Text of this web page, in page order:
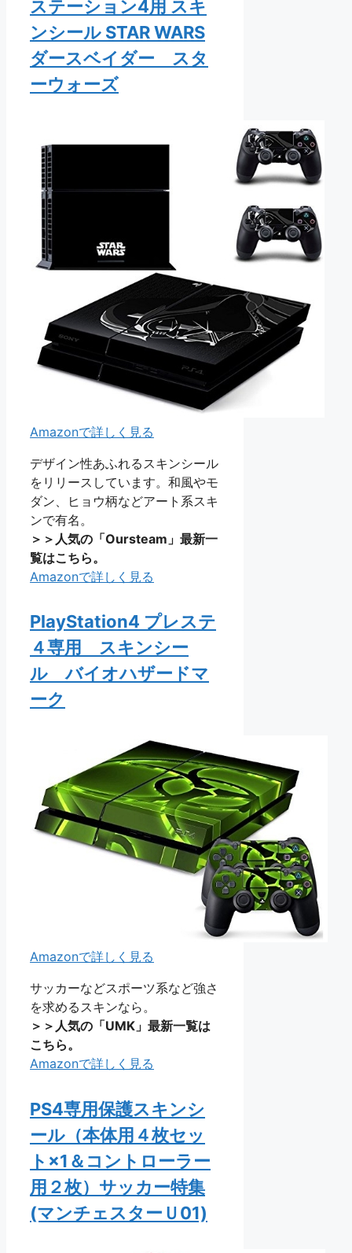
ステーション4用 スキ
ンシール STAR WARS
ダースベイダー スタ
ーウォーズ
Amazonで詳しく見る
デザイン性あふれるスキンシール
をリリースしています。和風やモ
ダン、ヒョウ柄などアート系スキ
ンで有名。
＞＞人気の「Oursteam」最新一
覧はこちら。
Amazonで詳しく見る
PlayStation4 プレステ
４専用 スキンシー
ル バイオハザードマ
ーク
Amazonで詳しく見る
サッカーなどスポーツ系など強さ
を求めるスキンなら。
＞＞人気の「UMK」最新一覧は
こちら。
Amazonで詳しく見る
PS4専用保護スキンシ
ール（本体用４枚セッ
ト×1＆コントローラー
用２枚）サッカー特集
(マンチェスターＵ01)